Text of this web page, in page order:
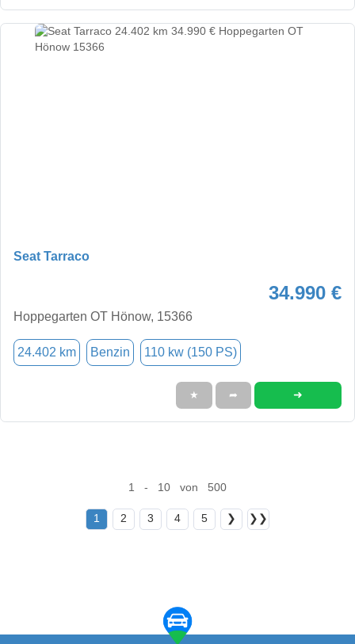
Seat Tarraco
34.990 €
Hoppegarten OT Hönow, 15366
24.402 km Benzin 110 kw (150 PS)
★ ➦ ➜
1 - 10 von 500
1 2 3 4 5 ❯ ❯❯